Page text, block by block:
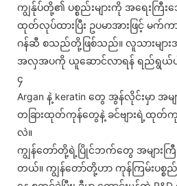
ကျွန်ုပ်တို့၏ ပစ္စည်းများကို အရေးကြီးသ
ထုတ်လုပ်ထားပြီး ဥပမာအားဖြင့် မက်က
ဂန်ဆီ စသည်တို့ဖြစ်သည်။ လူသားများ
အလှအပကို ယူဆောင်လာရန် ရည်ရွယ်
၄
Argan နဲ့ keratin တွေ အွန်လိုင်းမှာ
တခြားထုတ်ကုန်တွေနဲ့ ခင်ဗျားရဲ့ထုတ်
လဲ။
ကျွန်တော်တို့ရဲ့ပြိုင်ဘက်တွေ အများက
တယ်။ ကျွန်တော်တို့ဟာ ကုန်ကြမ်းပ